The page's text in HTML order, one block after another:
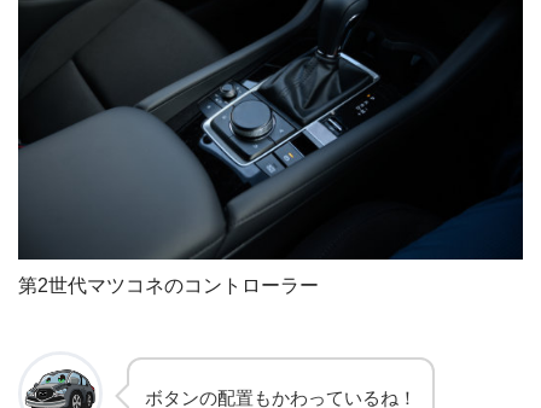
第2世代マツコネのコントローラー
ボタンの配置もかわっているね！